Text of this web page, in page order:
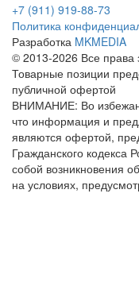
+7 (911) 919-88-73
Политика
Разработка MKMEDIA
© 2013-2026 Все
Товарные позиции
публичной офертой
ВНИМАНИЕ: Во
что информация и
являются офертой,
Гражданского кодекса
собой возникновения
на условиях,